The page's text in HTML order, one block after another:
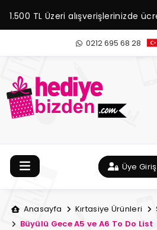
1.500 TL Üzeri alışverişlerinizde
0212 695 68 28
Üye
Anasayfa Kırtasiye Ürünleri
Büyülü Gece A5 ve A6 To Do List